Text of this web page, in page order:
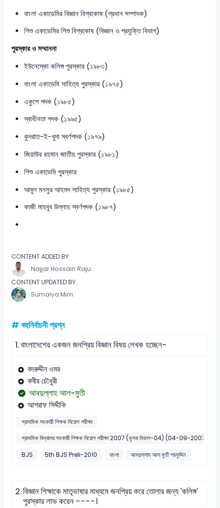
বাংলা একাডেমির বিজ্ঞান বিশ্বকোষ (প্রধান সম্পাদক)
শিশু একাডেমির শিশু বিশ্বকোষ (বিজ্ঞান ও প্রযুক্তি বিভাগ)
পুরস্কার ও সম্মাননা
ইউনেস্কো কলিঙ্গ পুরস্কার (১৯৮৩)
বাংলা একাডেমি সাহিত্য পুরস্কার (১৯৭৫)
একুশে পদক (১৯৮৫)
স্বাধীনতা পদক (১৯৯৫)
কুদরাত-ই-খুদা স্বর্ণপদক (১৯৭৯)
জিয়াউর রহমান জাতীয় পুরস্কার (১৯৮১)
শিশু একাডেমি পুরস্কার
আবুল মনসুর আহমদ সাহিত্য পুরস্কার (১৯৮৫)
কাজী মাহবুব উল্লাহ স্বর্ণপদক (১৯৮৭)
CONTENT ADDED BY
Najjar Hossain Raju
CONTENT UPDATED BY
Sumaiya Mim
# বহুনির্বাচনী প্রশ্ন
1.বাংলাদেশের একজন জনপ্রিয় বিজ্ঞান বিষয় লেখক হচ্ছেন-
বদরুদ্দীন ওমর
কবীর চৌধুরী
আবদুল্লাহ আল-মুতী
আশরাফ সিদ্দীকি
প্রাথমিক সহকারী শিক্ষক নিয়োগ পরীক্ষা
প্রাথমিক বিদ্যালয় সহকারী শিক্ষক নিয়োগ পরীক্ষা 2007 (খুলনা বিভাগ-04) (04-09-2007)
BJS
5th BJS Preli-2010 বাংলা আবদুল্লাহ আল মুতী শরফুদ্দিন
2.বিজ্ঞান শিক্ষাকে মাতৃভাষার মাধ্যমে জনপ্রিয় করে তোলার জন্য 'কলিঙ্গ'
পুরস্কার লাভ করেন ----।